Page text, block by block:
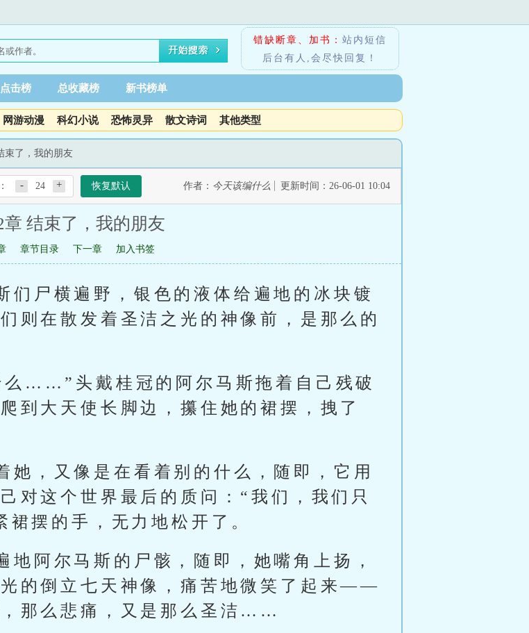
错缺断章、加书： 站内短信
后台有人,会尽快回复！
击榜 总收藏榜 新书榜单
网游动漫 科幻小说 恐怖灵异 散文诗词 其他类型
束了，我的朋友
- 24 + 恢复默认 作者： 今天该编什么 更新时间：26-06-01 10:04
章 结束了，我的朋友
章节目录 下一章 加入书签
们尸横遍野，银色的液体给遍地的冰块镀
则在散发着圣洁之光的神像前，是那么的
……”头戴桂冠的阿尔马斯拖着自己残破
到大天使长脚边，攥住她的裙摆，拽了
她，又像是在看着别的什么，随即，它用
对这个世界最后的质问：“我们，我们只
摆的手，无力地松开了。
地阿尔马斯的尸骸，随即，她嘴角上扬，
的倒立七天神像，痛苦地微笑了起来——
那么悲痛，又是那么圣洁……